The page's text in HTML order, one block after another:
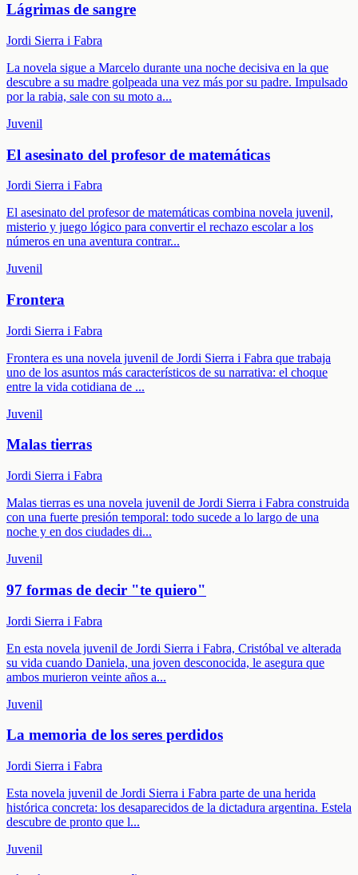
Lágrimas de sangre
Jordi Sierra i Fabra
La novela sigue a Marcelo durante una noche decisiva en la que
descubre a su madre golpeada una vez más por su padre. Impulsado
por la rabia, sale con su moto a...
Juvenil
El asesinato del profesor de matemáticas
Jordi Sierra i Fabra
El asesinato del profesor de matemáticas combina novela juvenil,
misterio y juego lógico para convertir el rechazo escolar a los
números en una aventura contrar...
Juvenil
Frontera
Jordi Sierra i Fabra
Frontera es una novela juvenil de Jordi Sierra i Fabra que trabaja
uno de los asuntos más característicos de su narrativa: el choque
entre la vida cotidiana de ...
Juvenil
Malas tierras
Jordi Sierra i Fabra
Malas tierras es una novela juvenil de Jordi Sierra i Fabra construida
con una fuerte presión temporal: todo sucede a lo largo de una
noche y en dos ciudades di...
Juvenil
97 formas de decir "te quiero"
Jordi Sierra i Fabra
En esta novela juvenil de Jordi Sierra i Fabra, Cristóbal ve alterada
su vida cuando Daniela, una joven desconocida, le asegura que
ambos murieron veinte años a...
Juvenil
La memoria de los seres perdidos
Jordi Sierra i Fabra
Esta novela juvenil de Jordi Sierra i Fabra parte de una herida
histórica concreta: los desaparecidos de la dictadura argentina. Estela
descubre de pronto que l...
Juvenil